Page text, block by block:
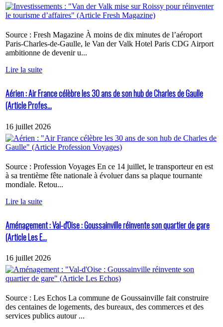
Source : Fresh Magazine À moins de dix minutes de l’aéroport
Paris-Charles-de-Gaulle, le Van der Valk Hotel Paris CDG Airport
ambitionne de devenir u...
Lire la suite
Aérien : Air France célèbre les 30 ans de son hub de Charles de Gaulle
(Article Profes...
16 juillet 2026
Source : Profession Voyages En ce 14 juillet, le transporteur en est
à sa trentième fête nationale à évoluer dans sa plaque tournante
mondiale. Retou...
Lire la suite
Aménagement : Val-d'Oise : Goussainville réinvente son quartier de gare
(Article Les E...
16 juillet 2026
Source : Les Echos La commune de Goussainville fait construire
des centaines de logements, des bureaux, des commerces et des
services publics autour ...